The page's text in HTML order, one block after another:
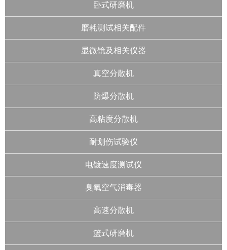
卧式研磨机
磨耗测试相关配件
显微镜及相关仪器
真空分散机
防爆分散机
高粘度分散机
耐划伤试验仪
电镀速度测试仪
臭氧空气消毒器
高速分散机
篮式研磨机